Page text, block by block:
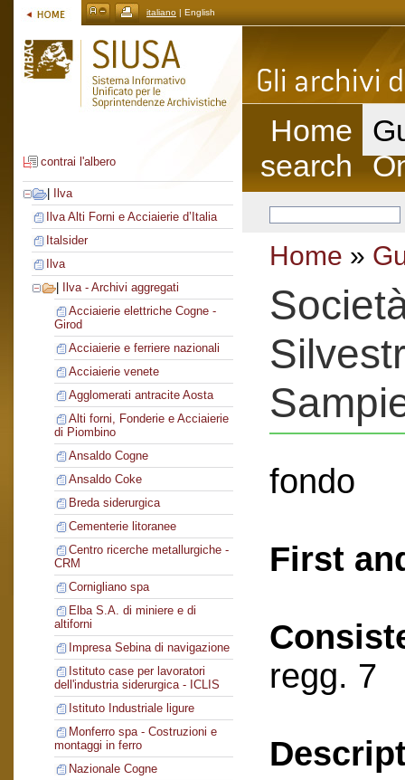
italiano | English
contrai l'albero
Ilva
Ilva Alti Forni e Acciaierie d’Italia
Italsider
Ilva
Ilva - Archivi aggregati
Acciaierie elettriche Cogne -
Girod
Acciaierie e ferriere nazionali
Acciaierie venete
Agglomerati antracite Aosta
Alti forni, Fonderie e Acciaierie
di Piombino
Ansaldo Cogne
Ansaldo Coke
Breda siderurgica
Cementerie litoranee
Centro ricerche metallurgiche -
CRM
Cornigliano spa
Elba S.A. di miniere e di
altiforni
Impresa Sebina di navigazione
Istituto case per lavoratori
dell'industria siderurgica - ICLIS
Istituto Industriale ligure
Monferro spa - Costruzioni e
montaggi in ferro
Nazionale Cogne
Home
search
Home »
fondo
First
regg. 7